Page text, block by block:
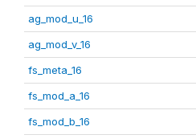
ag_mod_u_16
ag_mod_v_16
fs_meta_16
fs_mod_a_16
fs_mod_b_16